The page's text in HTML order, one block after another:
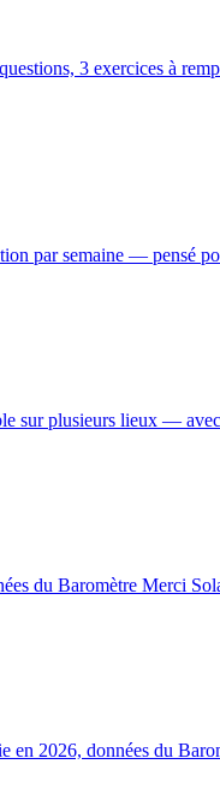
3 exercices à
par semaine — pensé
sur plusieurs lieux —
du Baromètre Merci
en 2026, données du